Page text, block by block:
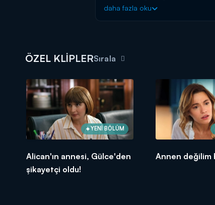
tutumuna karşı katlanamıyor.
daha fazla oku
ÖZEL KLİPLERSırala
YENİ BÖLÜM
Alican'ın annesi, Gülce'den
şikayetçi oldu!
Annen değilim